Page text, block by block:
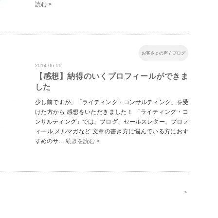
読む >
お客さまの声 / ブログ
2014-06-11
【感想】納得のいくプロフィールができま
した
少し前ですが、「ライティング・コンサルティング」を受
けた方から 感想をいただきました！ 「ライティング・コ
ンサルティング」では、ブログ、セールスレター、プロフ
ィール,メルマガなど 文章の書き方に悩んでいる方におす
すめのサ… 続きを読む >
＞